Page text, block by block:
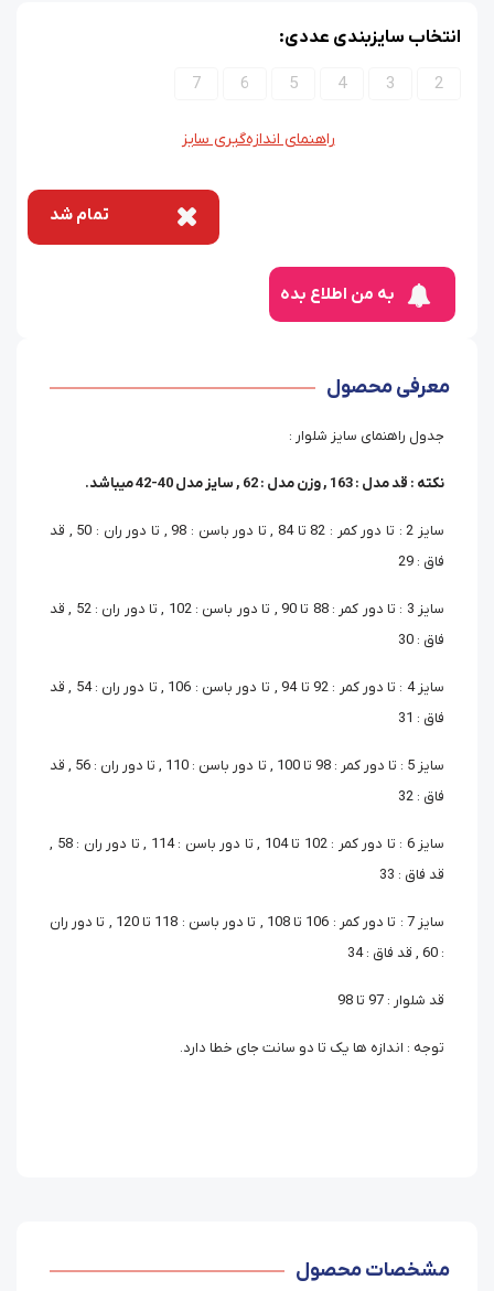
انتخاب سایزبندی عددی:
2
3
4
5
6
7
راهنمای اندازه‌گیری سایز
تمام شد
به من اطلاع بده
معرفی محصول
جدول راهنمای سایز شلوار :
نکته : قد مدل : 163 , وزن مدل : 62 , سایز مدل 40-42 میباشد.
سایز 2 : تا دور کمر : 82 تا 84 , تا دور باسن : 98 , تا دور ران : 50 , قد
فاق : 29
سایز 3 : تا دور کمر : 88 تا 90 , تا دور باسن : 102 , تا دور ران : 52 , قد
فاق : 30
سایز 4 : تا دور کمر : 92 تا 94 , تا دور باسن : 106 , تا دور ران : 54 , قد
فاق : 31
سایز 5 : تا دور کمر : 98 تا 100 , تا دور باسن : 110 , تا دور ران : 56 , قد
فاق : 32
سایز 6 : تا دور کمر : 102 تا 104 , تا دور باسن : 114 , تا دور ران : 58 ,
قد فاق : 33
سایز 7 : تا دور کمر : 106 تا 108 , تا دور باسن : 118 تا 120 , تا دور ران
: 60 , قد فاق : 34
قد شلوار : 97 تا 98
توجه : اندازه ها یک تا دو سانت جای خطا دارد.
مشخصات محصول